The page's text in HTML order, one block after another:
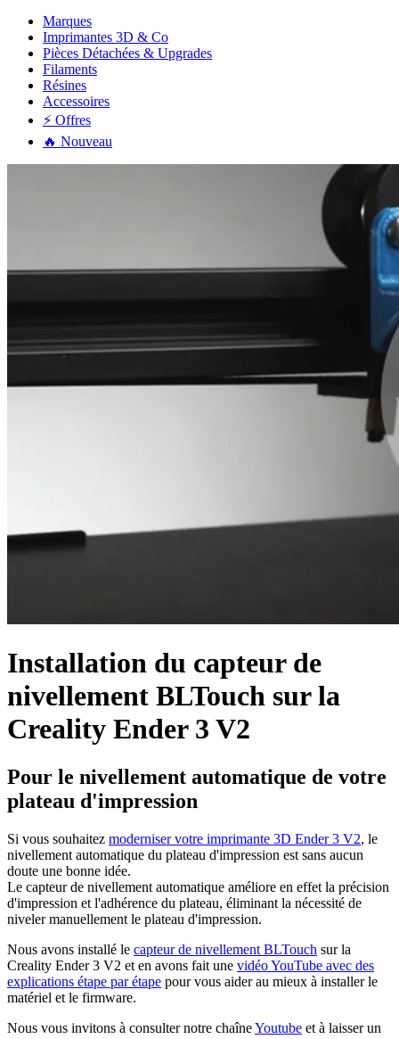
Marques
Imprimantes 3D & Co
Pièces Détachées & Upgrades
Filaments
Résines
Accessoires
⚡ Offres
🔥 Nouveau
Installation du capteur de
nivellement BLTouch sur la
Creality Ender 3 V2
Pour le nivellement automatique de votre
plateau d'impression
Si vous souhaitez moderniser votre imprimante 3D Ender 3 V2, le
nivellement automatique du plateau d'impression est sans aucun
doute une bonne idée.
Le capteur de nivellement automatique améliore en effet la précision
d'impression et l'adhérence du plateau, éliminant la nécessité de
niveler manuellement le plateau d'impression.
Nous avons installé le capteur de nivellement BLTouch sur la
Creality Ender 3 V2 et en avons fait une vidéo YouTube avec des
explications étape par étape pour vous aider au mieux à installer le
matériel et le firmware.
Nous vous invitons à consulter notre chaîneYoutube et à laisser un